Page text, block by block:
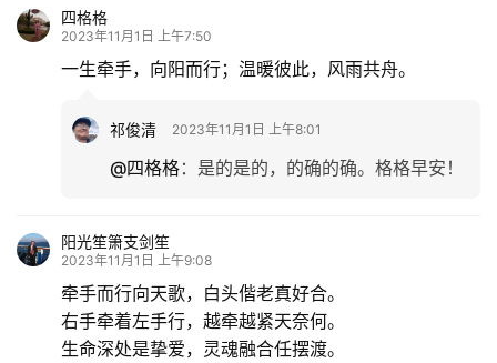
四格格
2023年11月1日 上午7:50
一生牵手，向阳而行；温暖彼此，风雨共舟。
祁俊清 2023年11月1日 上午8:01
@四格格： 是的是的，的确的确。格格早安！
阳光笙箫支剑笙
2023年11月1日 上午9:08
牵手而行向天歌，白头偕老真好合。
右手牵着左手行，越牵越紧天奈何。
生命深处是挚爱，灵魂融合任摆渡。